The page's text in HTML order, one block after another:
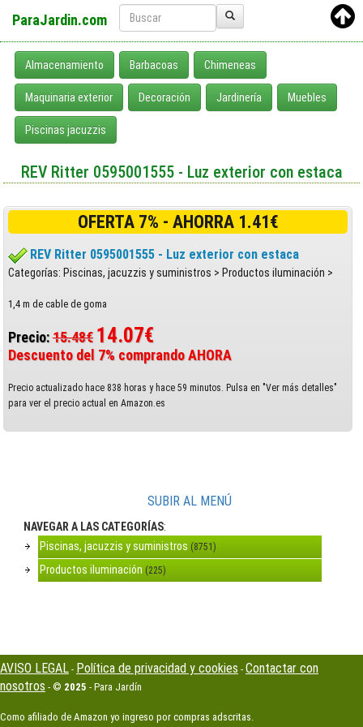
ParaJardin.com
Almacenamiento Barbacoas Chimeneas
Maquinaria exterior Decoración Jardinería Muebles
Piscinas jacuzzis
REV Ritter 0595001555 - Luz exterior con estaca
OFERTA 7% - AHORRA 1.41€
REV Ritter 0595001555 - Luz exterior con estaca
Categorías: Piscinas, jacuzzis y suministros > Productos iluminación >
1,4 m de cable de goma
Precio:15.48€ 14.07€
Descuento del 7% comprando AHORA
Precio actualizado hace 838 horas y hace 59 minutos. Pulsa en "Ver más detalles"
para ver el precio actual en Amazon.es
SUBIR AL MENÚ
NAVEGAR A LAS CATEGORÍAS:
Piscinas, jacuzzis y suministros (8751)
Productos iluminación (225)
AVISO LEGAL - Política de privacidad y cookies - Contactar con
nosotros - © 2025 - Para Jardín
Como afiliado de Amazon yo ingreso por compras adscritas.